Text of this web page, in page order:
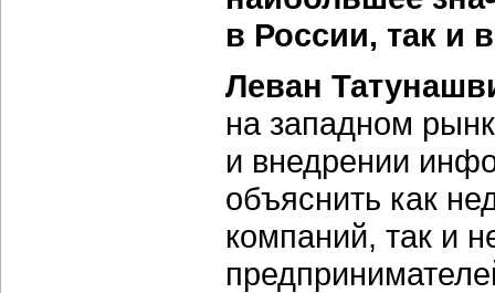
в России, так и
Леван
на западном
и внедрении
объяснить как
компаний, так и